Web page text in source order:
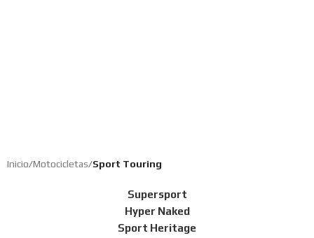
Inicio/Motocicletas/Sport Touring
Supersport
Hyper Naked
Sport Heritage